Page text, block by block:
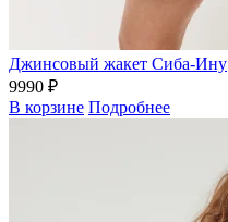
Джинсовый жакет Сиба-Ину
9990 ₽
В корзине Подробнее